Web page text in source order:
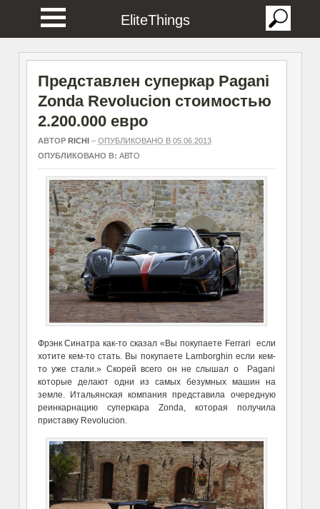
EliteThings
Представлен суперкар Pagani
Zonda Revolucion стоимостью
2.200.000 евро
АВТОР RICHI– ОПУБЛИКОВАНО В 05.06.2013
ОПУБЛИКОВАНО В: АВТО
Фрэнк Синатра как-то сказал «Вы покупаете Ferrari если
хотите кем-то стать. Вы покупаете Lamborghin если кем-
то уже стали.» Скорей всего он не слышал о Pagani
которые делают одни из самых безумных машин на
земле. Итальянская компания представила очередную
реинкарнацию суперкара Zonda, которая получила
приставку Revolucion.